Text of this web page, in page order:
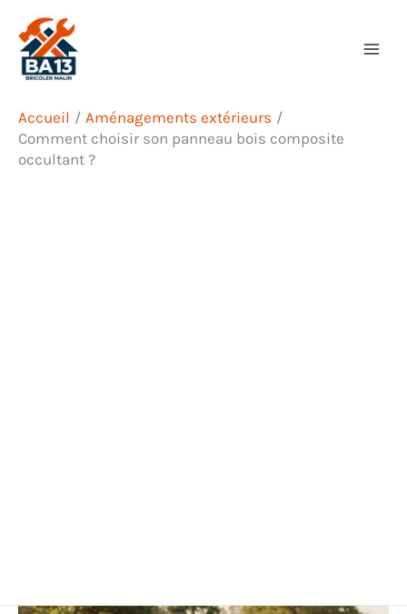
contenu
Accueil
Aménagements extérieurs
Comment choisir son panneau bois composite
occultant ?
Rechercher